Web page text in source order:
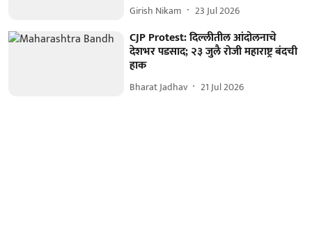
Girish Nikam 23 Jul 2026
CJP Protest: दिल्लीतील आंदोलनाचे
देशभर पडसाद; २३ जुलै रोजी महाराष्ट्र बंदची
हाक
Bharat Jadhav 21 Jul 2026